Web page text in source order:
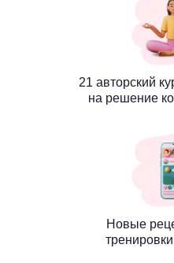
Новые
21 авторский
на решение